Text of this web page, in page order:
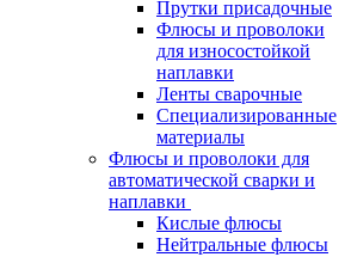
Прутки присадочные
Флюсы и проволоки
для износостойкой
наплавки
Ленты сварочные
Специализированные
материалы
Флюсы и проволоки для
автоматической сварки и
наплавки
Кислые флюсы
Нейтральные флюсы